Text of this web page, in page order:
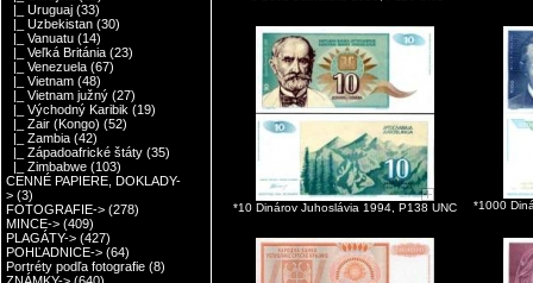
|_ Uruguaj (33)
|_ Uzbekistan (30)
|_ Vanuatu (14)
|_ Veľká Británia (23)
|_ Venezuela (67)
|_ Vietnam (48)
|_ Vietnam južný (27)
|_ Východný Karibik (19)
|_ Zair (Kongo) (52)
|_ Zambia (42)
|_ Západoafrické štáty (35)
|_ Zimbabwe (103)
CENNÉ PAPIERE, DOKLADY-
> (3)
FOTOGRAFIE-> (278)
MINCE-> (409)
PLAGÁTY-> (427)
POHĽADNICE-> (64)
Portréty podľa fotografie (8)
*10 Dinárov Juhoslávia 1994, P138 UNC *1000